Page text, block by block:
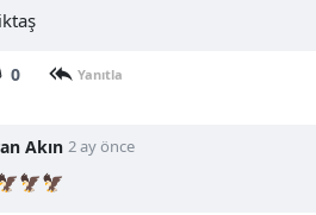
0 Yanıtla
Akın 2 ay önce